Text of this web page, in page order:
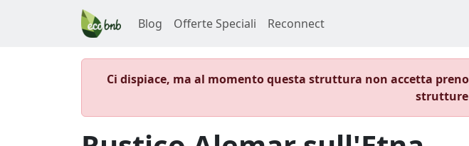
Blog Offerte Speciali Reconnect
Ci dispiace, ma al momento questa struttura non accetta
strutture